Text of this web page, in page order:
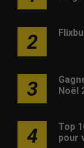
2
3
Noël
4
Top
pour